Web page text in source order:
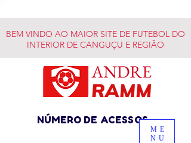
BEM VINDO AO MAIOR SITE DE FUTEBOL DO
INTERIOR DE CANGUÇU E REGIÃO
NÚMERO DE ACESSOS
ME
NU